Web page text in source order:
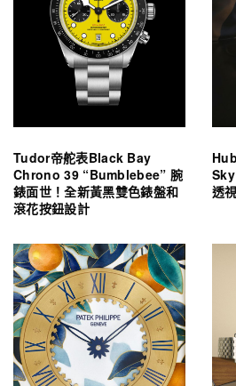
Tudor帝舵表Black Bay
Chrono 39 “Bumblebee” 腕
錶面世！全新黃黑雙色錶盤和
滾花按鈕設計
透